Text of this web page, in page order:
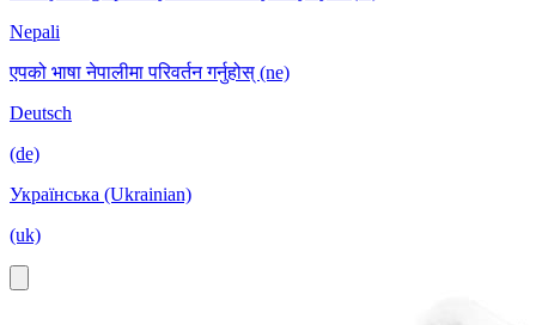
Nepali
एपको भाषा नेपालीमा परिवर्तन गर्नुहोस् (ne)
Deutsch
(de)
Українська (Ukrainian)
(uk)